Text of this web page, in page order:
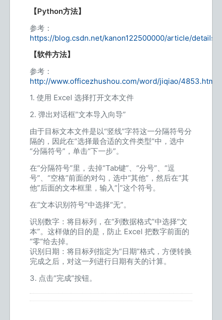
【Python方法】
参考：
https://blog.csdn.net/kanon122500000/article/details/
【软件方法】
参考：
http://www.officezhushou.com/word/jiqiao/4853.html
1. 使用 Excel 选择打开文本文件
2. 弹出对话框“文本导入向导”
由于目标文本文件是以“竖线”字符这一分隔符号分
隔的，因此在“选择最合适的文件类型”中，选中
“分隔符号”，单击“下一步”。
在“分隔符号”里，去掉“Tab键”、“分号”、“逗
号”、“空格”前面的对勾，选中“其他”，然后在“其
他”后面的文本框里，输入“|”这个符号。
在“文本识别符号”中选择“无”。
识别数字：将目标列，在“列数据格式”中选择“文
本”。这样做的目的是，防止 Excel 把数字前面的
“零”给去掉。
识别日期：将目标列指定为“日期”格式，方便转换
完成之后，对这一列进行日期有关的计算。
3. 点击“完成”按钮。